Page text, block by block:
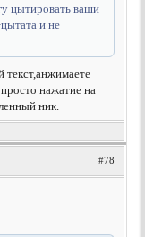
цытировать ваши
и не
просто нажатие на
ник.
#78